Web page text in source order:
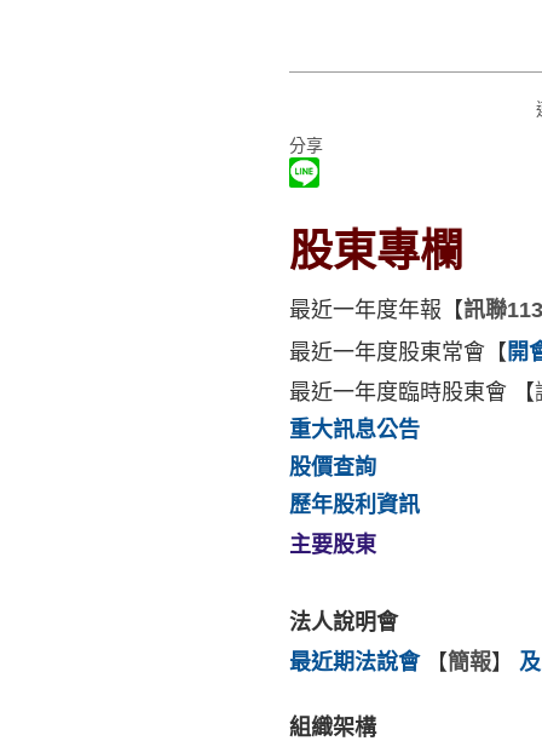
分享
股東專欄
最近一年度年報 【訊聯
最近一年度股東常會 【 開
最近一年度臨時股東會 【
重大訊息公告
股價查詢
歷年股利資訊
主要股東
法人說明會
最近期法說會
【簡報】
組織架構